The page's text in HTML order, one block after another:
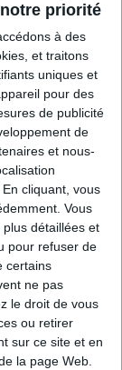
priorité
à des
et traitons
uniques et
pour des
de publicité
de
et nous-
cliquant, vous
Vous
détaillées et
pour refuser de
certains
ne pas
le droit de vous
ou retirer
sur ce site et en
la page Web.
FRANCE À PETIT PRIX